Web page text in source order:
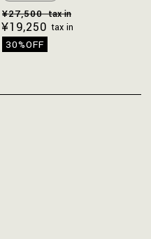
¥27,500 tax in
¥19,250 tax in
30%OFF